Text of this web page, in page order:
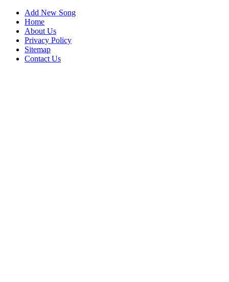
Add New Song
Home
About Us
Privacy Policy
Sitemap
Contact Us